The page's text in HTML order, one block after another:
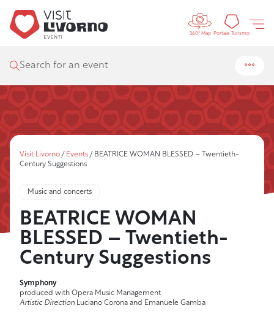
Controls
360° Map Portale Turismo
Search for an event
Visit Livorno / Events / BEATRICE WOMAN BLESSED – Twentieth-
Century Suggestions
Music and concerts
BEATRICE WOMAN
BLESSED – Twentieth-
Century Suggestions
Symphony
produced with Opera Music Management
Artistic Direction Luciano Corona and Emanuele Gamba